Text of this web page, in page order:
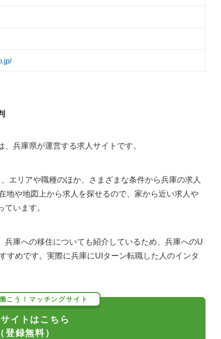
、兵庫県が運営する求人サイトです。
エリアや職種のほか、さまざまな条件から兵庫の求人
地や地図上から求人を探せるので、家から近い求人や
います。
庫への移住についても紹介しているため、兵庫へのU
すめです。実際に兵庫にUIターン転職した人のインタ
こう！マッチングサイト
イトはこちら
（登録無料）